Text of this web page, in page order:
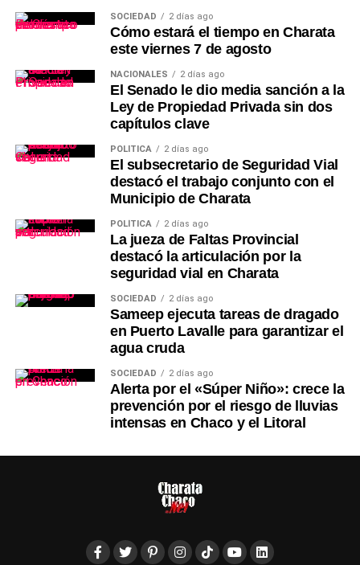
SOCIEDAD 2 días ago
Cómo estará el tiempo en Charata
este viernes 7 de agosto
NACIONALES 2 días ago
El Senado le dio media sanción a la
Ley de Propiedad Privada sin dos
capítulos clave
POLÍTICA 2 días ago
El subsecretario de Seguridad Vial
destacó el trabajo conjunto con el
Municipio de Charata
POLÍTICA 2 días ago
La jueza de Faltas Provincial
destacó la articulación por la
seguridad vial en Charata
SOCIEDAD 2 días ago
Sameep ejecuta tareas de dragado
en Puerto Lavalle para garantizar el
agua cruda
SOCIEDAD 2 días ago
Alerta por el «Súper Niño»: crece la
prevención por el riesgo de lluvias
intensas en Chaco y el Litoral